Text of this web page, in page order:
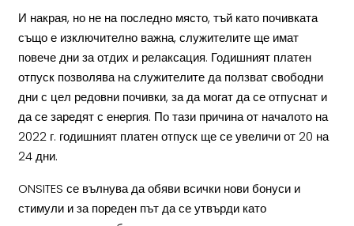
И накрая, но не на последно място, тъй като почивката
също е изключително важна, служителите ще имат
повече дни за отдих и релаксация. Годишният платен
отпуск позволява на служителите да ползват свободни
дни с цел редовни почивки, за да могат да се отпуснат и
да се заредят с енергия. По тази причина от началото на
2022 г. годишният платен отпуск ще се увеличи от 20 на
24 дни.
ONSITES се вълнува да обяви всички нови бонуси и
стимули и за пореден път да се утвърди като